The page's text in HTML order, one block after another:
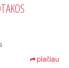
plačiau